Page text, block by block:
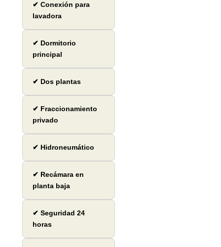
✔ Conexión para
lavadora
✔ Dormitorio
principal
✔ Dos plantas
✔ Fraccionamiento
privado
✔ Hidroneumático
✔ Recámara en
planta baja
✔ Seguridad 24
horas